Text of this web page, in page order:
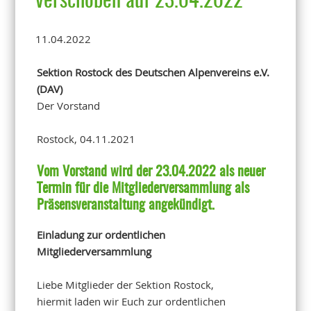
11.04.2022
Sektion Rostock des Deutschen Alpenvereins e.V.
(DAV)
Der Vorstand
Rostock, 04.11.2021
Vom Vorstand wird der 23.04.2022 als neuer
Termin für die Mitgliederversammlung als
Präsensveranstaltung angekündigt.
Einladung zur ordentlichen
Mitgliederversammlung
Liebe Mitglieder der Sektion Rostock,
hiermit laden wir Euch zur ordentlichen